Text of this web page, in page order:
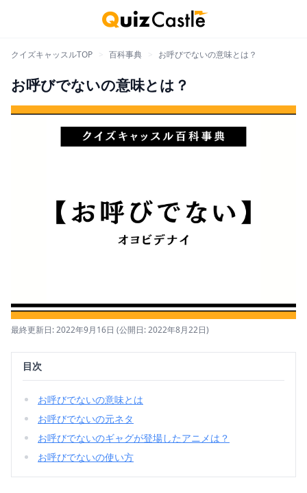
クイズキャッスルTOP 百科事典 お呼びでないの意味とは？
お呼びでないの意味とは？
最終更新日: 2022年9月16日 (公開日: 2022年8月22日)
目次
お呼びでないの意味とは
お呼びでないの元ネタ
お呼びでないのギャグが登場したアニメは？
お呼びでないの使い方